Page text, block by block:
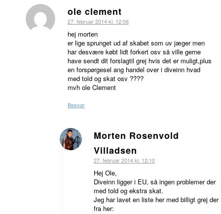
ole clement
siger:
27. februar 2014 kl. 12:06
hej morten
er lige sprunget ud af skabet som uv jæger men
har desvære købt lidt forkert osv så ville gerne
have sendt dit forslagtil grej hvis det er muligt,plus
en forspørgesel ang handel over i diveinn hvad
med told og skat osv ????
mvh ole Clement
Besvar
Morten Rosenvold
Villadsen
siger:
27. februar 2014 kl. 12:10
Hej Ole,
Diveinn ligger i EU, så ingen problemer der
med told og ekstra skat.
Jeg har lavet en liste her med billigt grej der
fra her: